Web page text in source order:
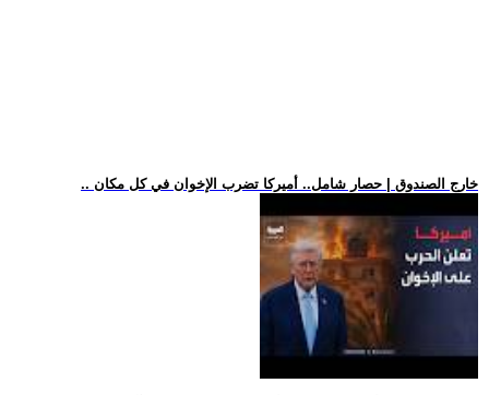
.. خارج الصندوق | حصار شامل.. أميركا تضرب الإخوان في كل مكان